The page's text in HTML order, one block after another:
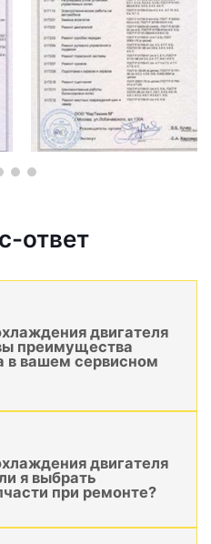
ответ
двигателя
преимущества
в вашем сервисном
двигателя
я выбрать
при ремонте?